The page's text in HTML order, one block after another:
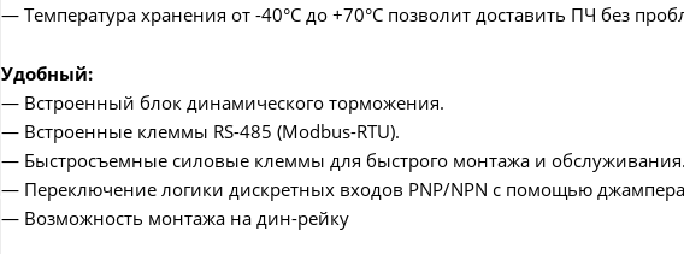
— Температура хранения от -40°C до +70°C позволит доставить ПЧ без
Удобный:
— Встроенный блок динамического торможения.
— Встроенные клеммы RS-485 (Modbus-RTU).
— Быстросъемные силовые клеммы для быстрого монтажа и обслуживания.
— Переключение логики дискретных входов PNP/NPN с помощью джампера
— Возможность монтажа на дин-рейку